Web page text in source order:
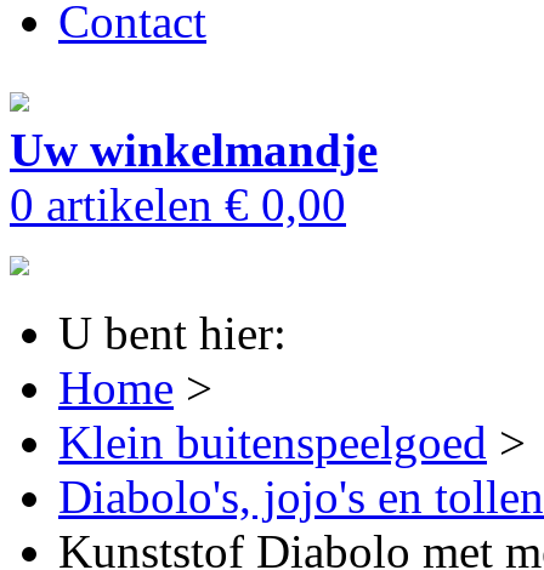
Contact
Uw winkelmandje
0 artikelen € 0,00
U bent hier:
Home >
Klein buitenspeelgoed >
Diabolo's, jojo's en tollen
Kunststof Diabolo met